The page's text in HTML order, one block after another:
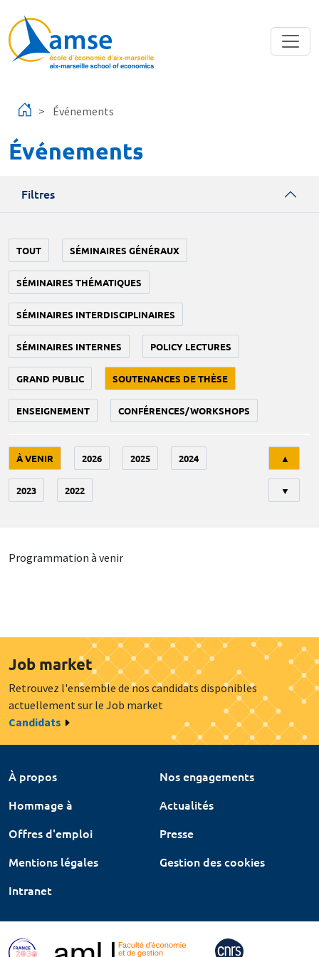
Événements
Événements
Filtres
TOUT SÉMINAIRES GÉNÉRAUX
SÉMINAIRES THÉMATIQUES
SÉMINAIRES INTERDISCIPLINAIRES
SÉMINAIRES INTERNES POLICY LECTURES
GRAND PUBLIC SOUTENANCES DE THÈSE
ENSEIGNEMENT CONFÉRENCES/WORKSHOPS
À VENIR 2026 2025 2024
2023 2022
▲
▼
Programmation à venir
Job market
Retrouvez l'ensemble de nos candidats disponibles
actuellement sur le Job market
Candidats
À propos
Nos engagements
Hommage à
Actualités
Offres d'emploi
Presse
Mentions légales
Gestion des cookies
Intranet